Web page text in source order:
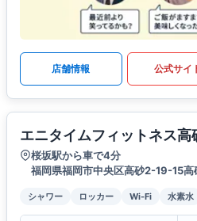
店舗情報 公式サイ
エニタイムフィットネス高
桜坂駅から車で4分
福岡県福岡市中央区高砂2-19-15高
シャワー ロッカー Wi-Fi 水素水